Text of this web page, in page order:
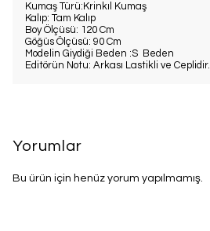
Kumaş Türü:Krinkıl Kumaş
Kalıp: Tam Kalıp
Boy Ölçüsü: 120 Cm
Göğüs Ölçüsü: 90 Cm
Modelin Giydiği Beden :S Beden
Editörün Notu: Arkası Lastikli ve Ceplidir.
Yorumlar
Bu ürün için henüz yorum yapılmamış.